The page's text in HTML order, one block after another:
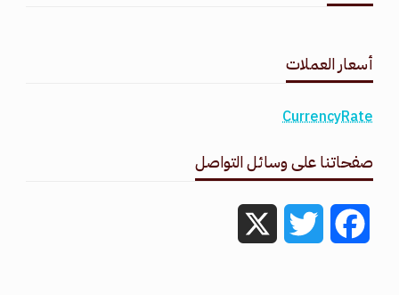
أسعار العملات
CurrencyRate
صفحاتنا على وسائل التواصل
Facebook
Twitter